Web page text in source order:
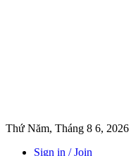
Thứ Năm, Tháng 8 6, 2026
Sign in / Join